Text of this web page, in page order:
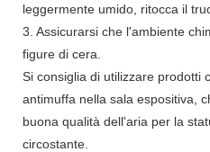
leggermente umido, ritocca il
3. Assicurarsi che l'ambiente
figure di cera.
Si consiglia di utilizzare prodotti
antimuffa nella sala espositiva,
buona qualità dell'aria per la
circostante.